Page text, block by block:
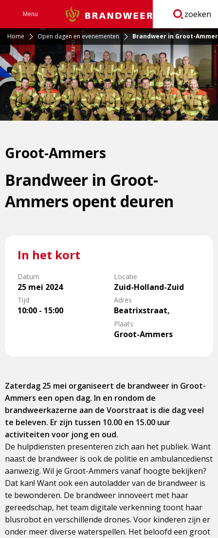
Menu Brandweer zoeken
Home Open dagen en evenementen Brandweer in Groot-
Brandweer in Groot-
Ammers opent deuren
Groot-Ammers
In het kort
Datum
25 mei 2024
Tijd
10:00 - 15:00
Locatie
Zuid-Holland-Zuid
Adres
Beatrixstraat,
Plaats
Groot-Ammers
Zaterdag 25 mei organiseert de brandweer in Groot-
Ammers een open dag. In en rondom de
brandweerkazerne aan de Voorstraat is die dag veel
te beleven. Er zijn tussen 10.00 en 15.00 uur
activiteiten voor jong en oud.
De hulpdiensten presenteren zich aan het publiek. Want
naast de brandweer is ook de politie en ambulancedienst
aanwezig. Wil je Groot-Ammers vanaf hoogte bekijken?
Dat kan! Want ook een autoladder van de brandweer is
te bewonderen. De brandweer innoveert met haar
gereedschap, het team digitale verkenning toont haar
blusrobot en verschillende drones. Voor kinderen zijn er
onder meer diverse waterspellen. Het beloofd een groot